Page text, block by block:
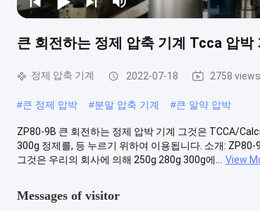
큰 회전하는 정제 압축 기계 Tcca 압박
정제 압축 기계 2022-07-18 2758 views
#큰 정제 압박 #분말 압축 기계 #큰 알약 압박
ZP80-9B 큰 회전하는 정제 압박 기계 그것은 TCCA/
300g 정제를, 등 누르기 위하여 이용됩니다. 소개:
그것은 우리의 회사에 의해 250g 280g 300g에...
View
Messages of visitor